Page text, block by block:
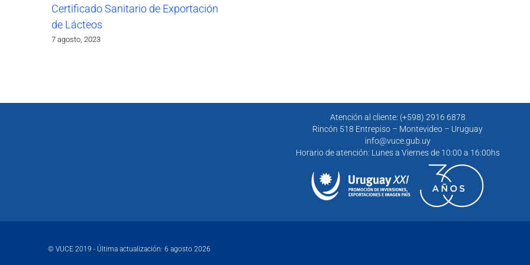
Certificado Sanitario de Exportación
de Lácteos
7 agosto, 2023
Atención al cliente: (+598) 2916 6878
Rincón 518 Entrepiso – Montevideo – Uruguay
info@vuce.gub.uy
Horario de atención: Lunes a Viernes de 10:00 a 16:00hs
© VUCE 2019 - Última actualización: 6 agosto 2026